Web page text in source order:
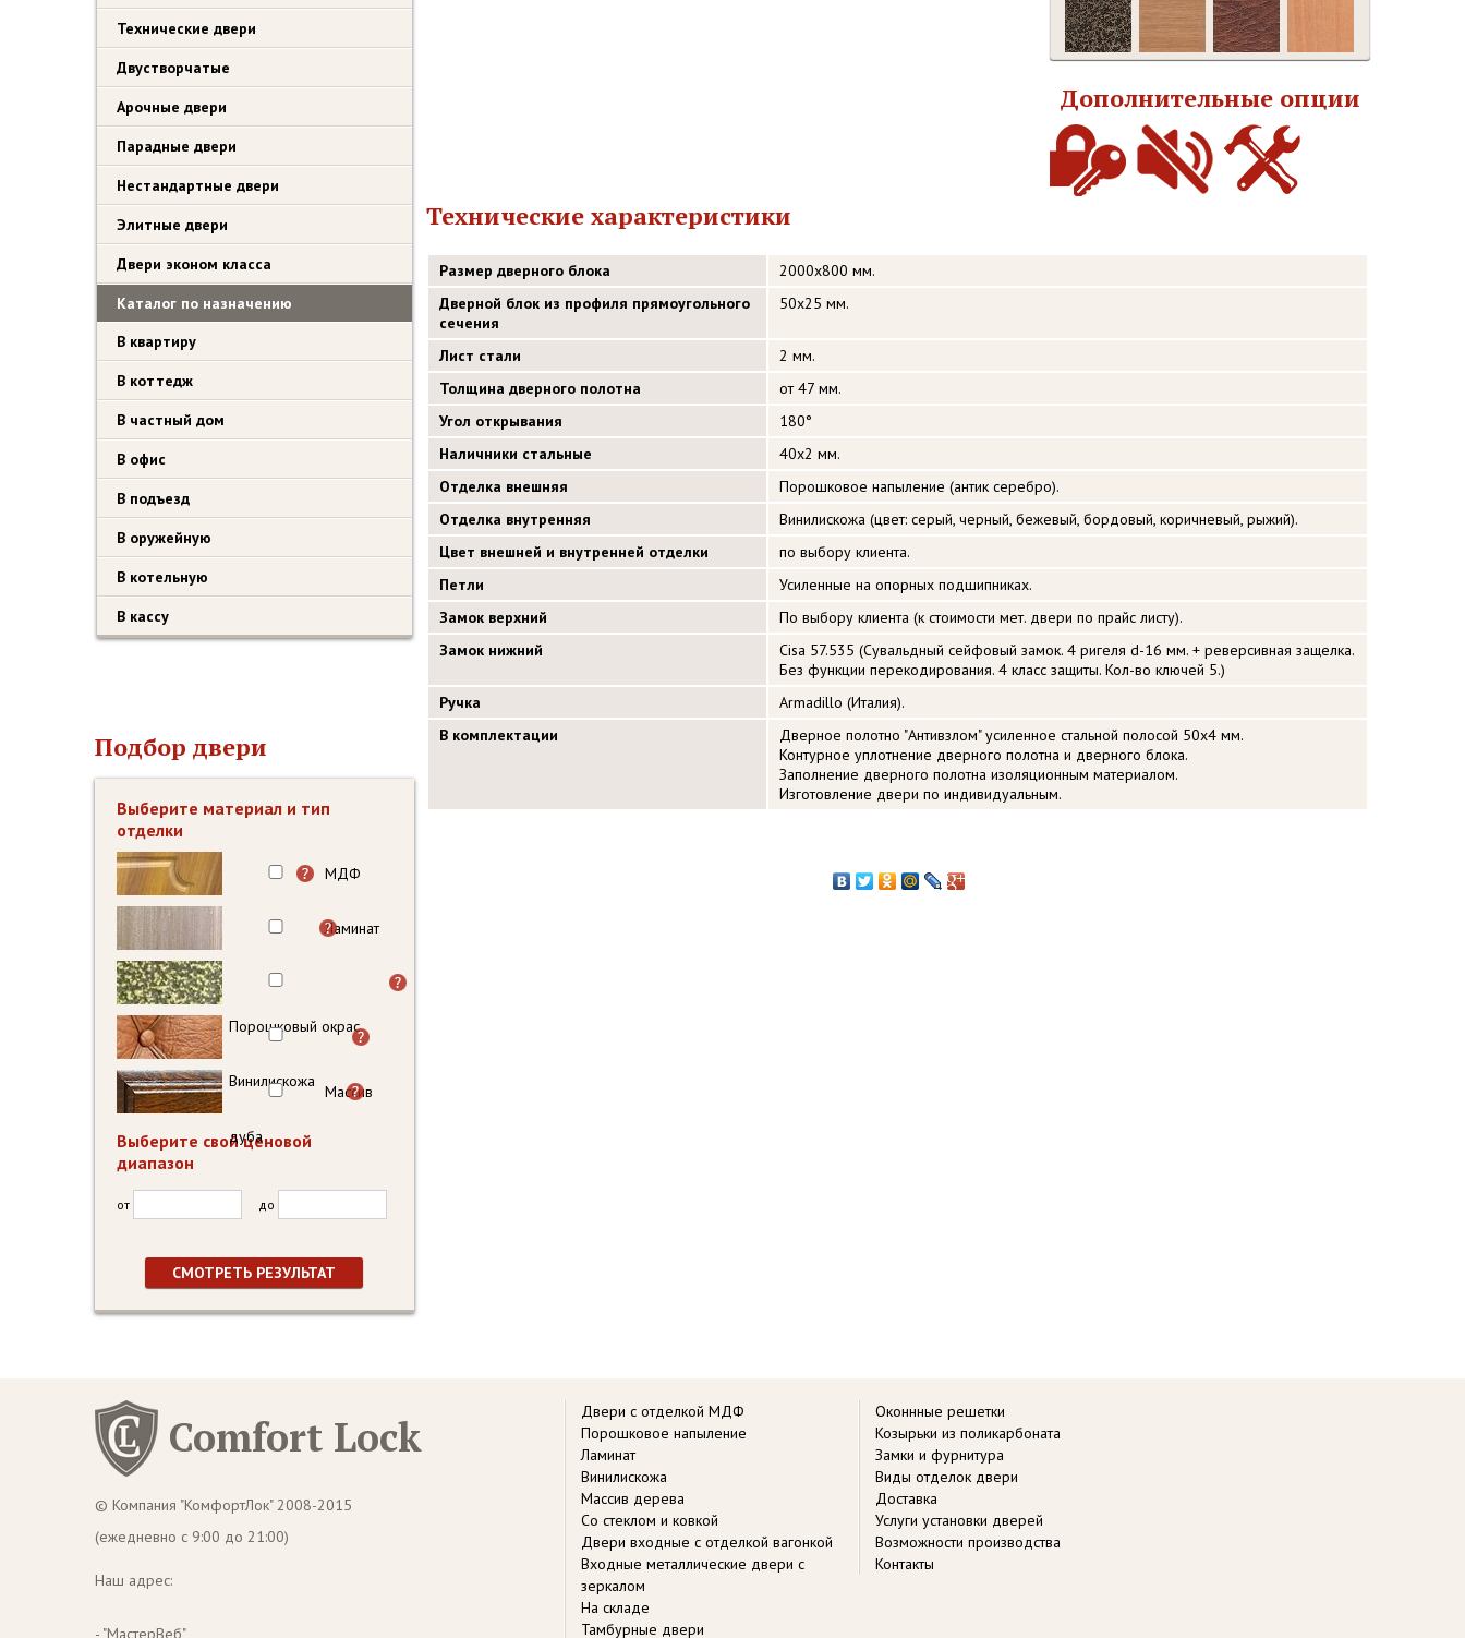
Дополнительные опции
Технические характеристики
Размер дверного блока
2000х800 мм.
Дверной блок из профиля прямоугольного
сечения
50х25 мм.
Лист стали
2 мм.
Толщина дверного полотна
от 47 мм.
Угол открывания
180°
Наличники стальные
40х2 мм.
Отделка внешняя
Порошковое напыление (антик серебро).
Отделка внутренняя
Винилискожа (цвет: серый, черный, бежевый, бордовый, коричневый, рыжий).
Цвет внешней и внутренней отделки
по выбору клиента.
Петли
Усиленные на опорных подшипниках.
Замок верхний
По выбору клиента (к стоимости мет. двери по прайс листу).
Замок нижний
Cisa 57.535 (Сувальдный сейфовый замок. 4 ригеля d-16 мм. + реверсивная защелка.
Без функции перекодирования. 4 класс защиты. Кол-во ключей 5.)
Ручка
Armadillo (Италия).
В комплектации
Дверное полотно "Антивзлом" усиленное стальной полосой 50х4 мм.
Контурное уплотнение дверного полотна и дверного блока.
Заполнение дверного полотна изоляционным материалом.
Изготовление двери по индивидуальным.
Технические двери
Двустворчатые
Арочные двери
Парадные двери
Нестандартные двери
Элитные двери
Двери эконом класса
Каталог по назначению
В квартиру
В коттедж
В частный дом
В офис
В подъезд
В оружейную
В котельную
В кассу
Подбор двери
Выберите материал и тип
отделки
МДФ
Ламинат
Порошковый окрас
Винилискожа
Массив
дуба
Выберите свой ценовой
диапазон
от до
Comfort Lock
© Компания "КомфортЛок" 2008-2015
(ежедневно с 9:00 до 21:00)
Наш адрес:
- "МастерВеб"
Двери с отделкой МДФ
Порошковое напыление
Ламинат
Винилискожа
Массив дерева
Со стеклом и ковкой
Двери входные с отделкой вагонкой
Входные металлические двери с
зеркалом
На складе
Тамбурные двери
Оконнные решетки
Козырьки из поликарбоната
Замки и фурнитура
Виды отделок двери
Доставка
Услуги установки дверей
Возможности производства
Контакты